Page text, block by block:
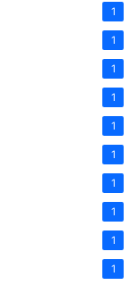
1
1
1
1
1
1
1
1
1
1